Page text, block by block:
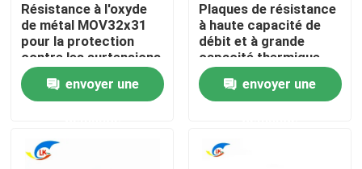
Produits
vidéo
Résistance à l'oxyde
de métal MOV32x31
pour la protection
contre les surtensions
à basse tension
envoyer une
Plaques de résistance
à haute capacité de
débit et à grande
capacité thermique
pour la production de
moniteursenvoyer une